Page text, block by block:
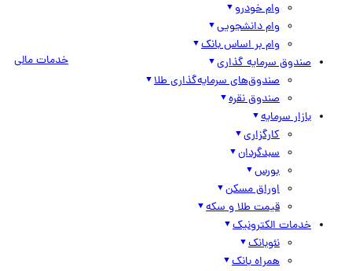
وام خودرو
وام دانشجویی
وام بر اساس بانک
صندوق سرمایه گذاری
صندوق‌های سرمایه‌گذاری طلا
صندوق نقره
بازار سرمایه
کارگزاری
سبدگردان
بورس
اوراق مسکن
قیمت طلا و سکه
خدمات الکترونیک
نئوبانک
همراه بانک
خدمات مالی